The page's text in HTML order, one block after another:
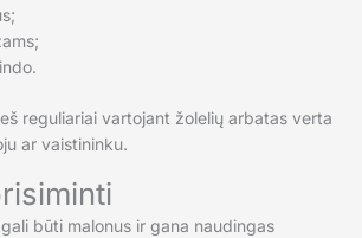
reguliariai vartojant žolelių arbatas verta
ar vaistininku.
būti malonus ir gana naudingas